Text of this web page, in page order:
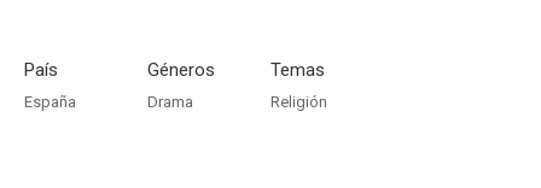
País
España
Géneros
Drama
Temas
Religión